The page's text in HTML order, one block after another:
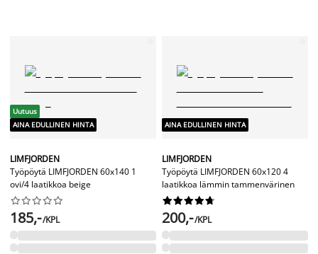
Uutuus
AINA EDULLINEN HINTA
LIMFJORDEN
Työpöytä LIMFJORDEN 60x140 1
ovi/4 laatikkoa beige






185,-/KPL
AINA EDULLINEN HINTA
LIMFJORDEN
Työpöytä LIMFJORDEN 60x120 4
laatikkoa lämmin tammenvärinen






200,-/KPL